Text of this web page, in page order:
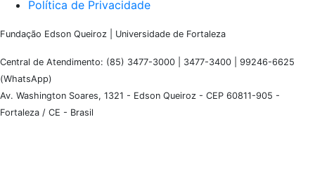
Política de Privacidade
Fundação Edson Queiroz | Universidade de Fortaleza
Central de Atendimento: (85) 3477-3000 | 3477-3400 | 99246-6625
(WhatsApp)
Av. Washington Soares, 1321 - Edson Queiroz - CEP 60811-905 -
Fortaleza / CE - Brasil